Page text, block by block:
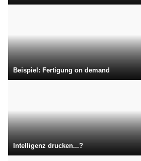
Beispiel: Fertigung on demand
Intelligenz drucken...?